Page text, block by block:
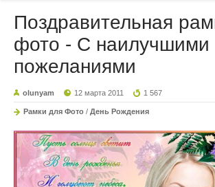
Поздравительная
фото - С наилучшими
пожеланиями
olunyam 12 марта 2011 1 567
Рамки для Фото / День Рождения